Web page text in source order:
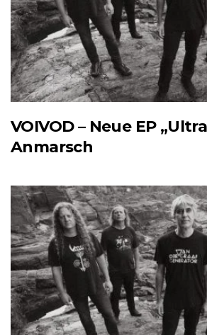
VOIVOD – Neue EP
Anmarsch